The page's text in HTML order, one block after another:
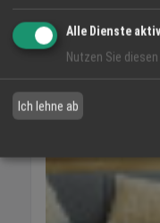
VIDEO-TIPP
Alle Dienste
Nutzen Sie
Ich lehne ab